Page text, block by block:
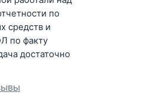
по
средств и
по факту
достаточно